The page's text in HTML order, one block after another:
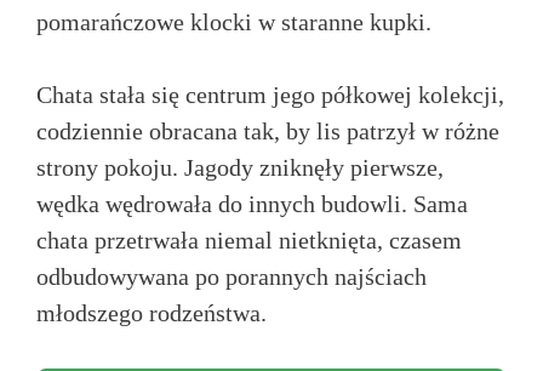
pomarańczowe klocki w staranne kupki.
Chata stała się centrum jego półkowej kolekcji,
codziennie obracana tak, by lis patrzył w różne
strony pokoju. Jagody zniknęły pierwsze,
wędka wędrowała do innych budowli. Sama
chata przetrwała niemal nietknięta, czasem
odbudowywana po porannych najściach
młodszego rodzeństwa.